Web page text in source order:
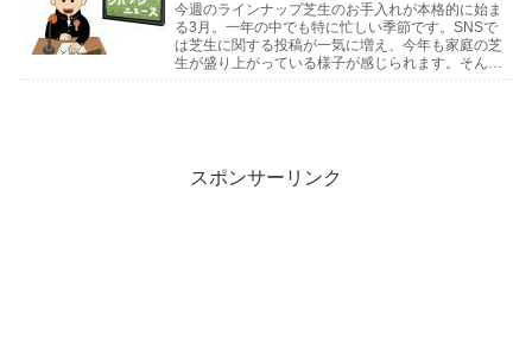
今週のラインナップ芝生のお手入れが本格的に始ま
る3月。一年の中でも特に忙しい季節です。SNSで
は芝生に関する投稿が一気に増え、今年も家庭の芝
生が盛り上がっている様子が感じられます。そんな
スポンサーリンク